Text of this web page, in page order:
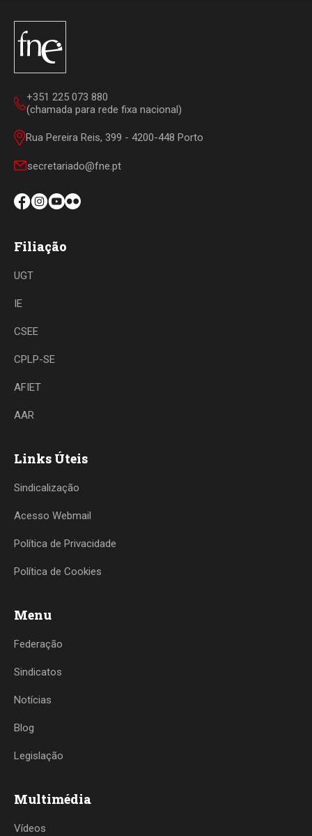
+351 225 073 880
(chamada para rede fixa nacional)
Rua Pereira Reis, 399 - 4200-448 Porto
secretariado@fne.pt
Filiação
UGT
IE
CSEE
CPLP-SE
AFIET
AAR
Links Úteis
Sindicalização
Acesso Webmail
Política de Privacidade
Política de Cookies
Menu
Federação
Sindicatos
Notícias
Blog
Legislação
Multimédia
Vídeos